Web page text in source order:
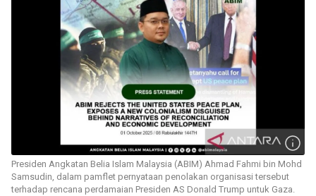
Presiden Angkatan Belia Islam Malaysia (ABIM) Ahmad Fahmi bin Mohd
Samsudin, dalam pamflet pernyataan penolakan organisasi tersebut
terhadap rencana perdamaian Presiden AS Donald Trump untuk Gaza.